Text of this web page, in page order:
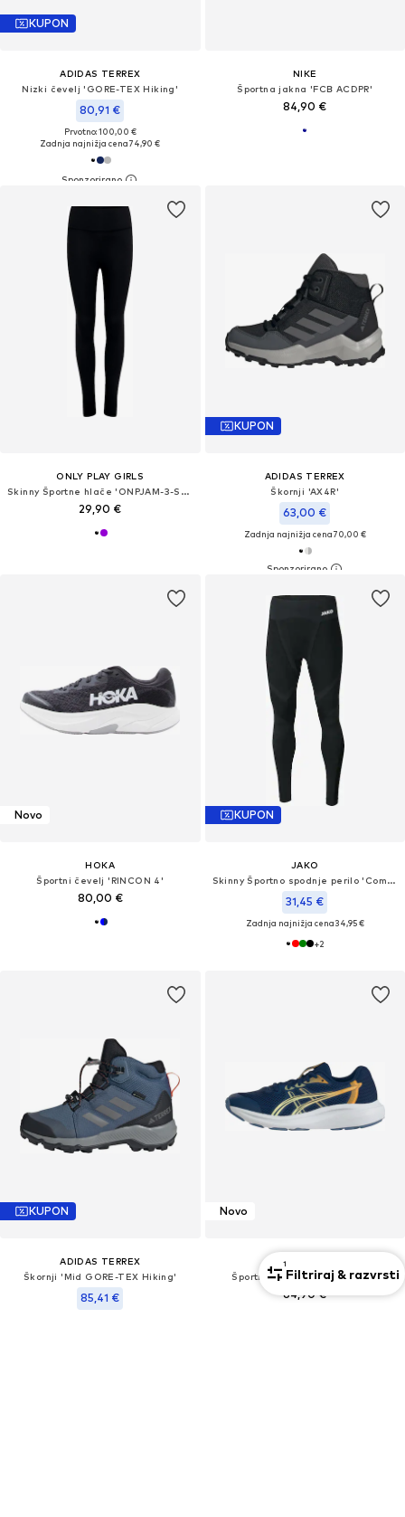
KUPON
ADIDAS TERREX
Nizki čevelj 'GORE-TEX Hiking'
80,91 €
Prvotno: 100,00 €
Zadnja najnižja cena74,90 €
NIKE
Športna jakna 'FCB ACDPR'
84,90 €
ONLY PLAY GIRLS
Skinny Športne hlače 'ONPJAM-3-SANA'
29,90 €
KUPON
ADIDAS TERREX
Škornji 'AX4R'
63,00 €
Zadnja najnižja cena70,00 €
Novo
HOKA
Športni čevelj 'RINCON 4'
80,00 €
KUPON
JAKO
Skinny Športno spodnje perilo 'Comfort 2.0'
31,45 €
Zadnja najnižja cena34,95 €
+2
KUPON
ADIDAS TERREX
Škornji 'Mid GORE-TEX Hiking'
85,41 €
Novo
Športni čevelj 'CONTEND 10'
64,90 €
1
Filtriraj & razvrsti